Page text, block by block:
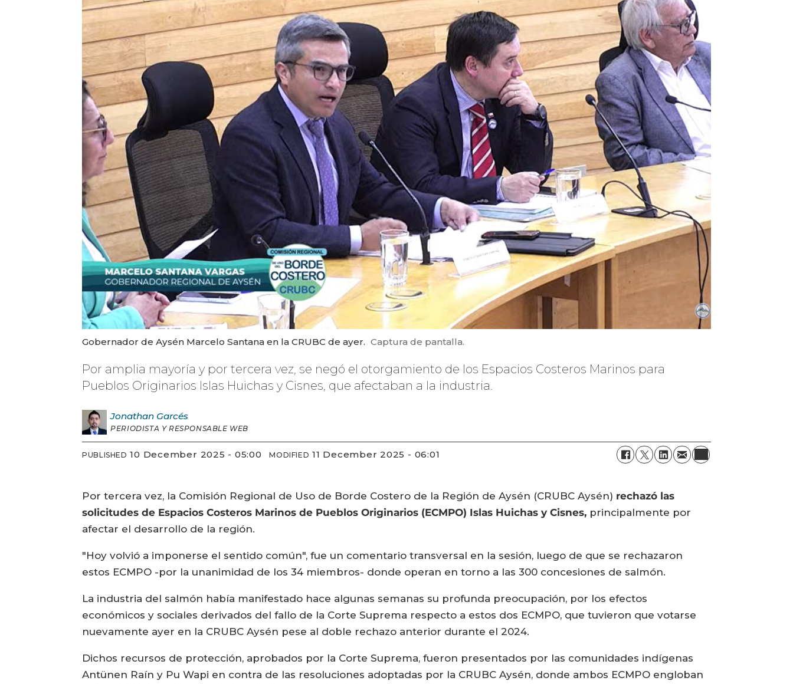
Gobernador de Aysén Marcelo Santana en la CRUBC de ayer. Captura de pantalla.
Por amplia mayoría y por tercera vez, se negó el otorgamiento de los Espacios Costeros Marinos para
Pueblos Originarios Islas Huichas y Cisnes, que afectaban a la industria.
Jonathan Garcés
PERIODISTA Y RESPONSABLE WEB
PUBLISHED 10 December 2025 - 05:00 MODIFIED 11 December 2025 - 06:01
Por tercera vez, la Comisión Regional de Uso de Borde Costero de la Región de Aysén (CRUBC Aysén) rechazó las
solicitudes de Espacios Costeros Marinos de Pueblos Originarios (ECMPO) Islas Huichas y Cisnes, principalmente por
afectar el desarrollo de la región.
"Hoy volvió a imponerse el sentido común", fue un comentario transversal en la sesión, luego de que se rechazaron
estos ECMPO -por la unanimidad de los 34 miembros- donde operan en torno a las 300 concesiones de salmón.
La industria del salmón había manifestado hace algunas semanas su profunda preocupación, por los efectos
económicos y sociales derivados del fallo de la Corte Suprema respecto a estos dos ECMPO, que tuvieron que votarse
nuevamente ayer en la CRUBC Aysén pese al doble rechazo anterior durante el 2024.
Dichos recursos de protección, aprobados por la Corte Suprema, fueron presentados por las comunidades indígenas
Antünen Raín y Pu Wapi en contra de las resoluciones adoptadas por la CRUBC Aysén, donde ambos ECMPO engloban